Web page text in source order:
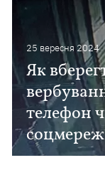
25 вересня 2024
Як
телефон